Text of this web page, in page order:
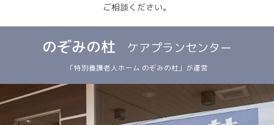
ご相談ください。
のぞみの杜 ケアプランセンター
「特別養護老人ホーム のぞみの杜」が運営